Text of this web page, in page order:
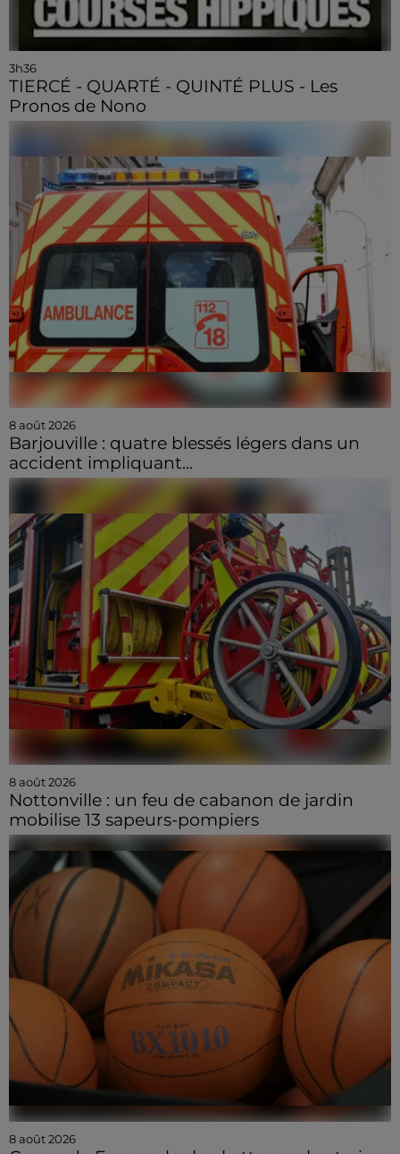
3h36
TIERCÉ - QUARTÉ - QUINTÉ PLUS - Les
Pronos de Nono
8 août 2026
Barjouville : quatre blessés légers dans un
accident impliquant...
8 août 2026
Nottonville : un feu de cabanon de jardin
mobilise 13 sapeurs-pompiers
8 août 2026